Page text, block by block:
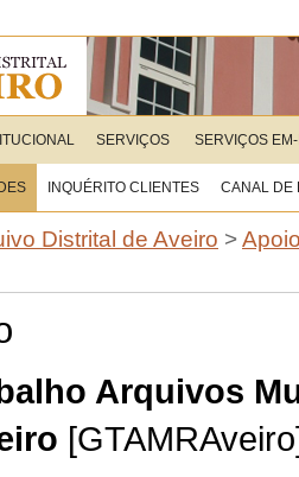
SERVIÇOS SERVIÇOS
INQUÉRITO CLIENTES CANAL DE
Distrital de Aveiro >
Arquivos